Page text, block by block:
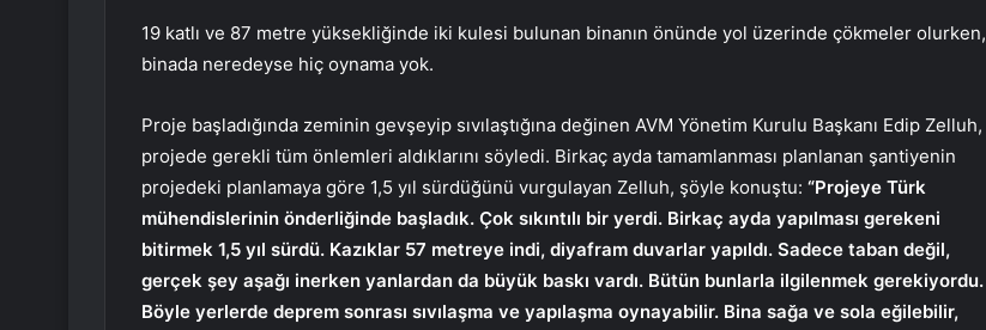
19 katlı ve 87 metre yüksekliğinde iki kulesi bulunan binanın önünde yol üzerinde çökmeler olurken,
binada neredeyse hiç oynama yok.
Proje başladığında zeminin gevşeyip sıvılaştığına değinen AVM Yönetim Kurulu Başkanı Edip Zelluh,
projede gerekli tüm önlemleri aldıklarını söyledi. Birkaç ayda tamamlanması planlanan şantiyenin
projedeki planlamaya göre 1,5 yıl sürdüğünü vurgulayan Zelluh, şöyle konuştu: “Projeye Türk
mühendislerinin önderliğinde başladık. Çok sıkıntılı bir yerdi. Birkaç ayda yapılması gerekeni
bitirmek 1,5 yıl sürdü. Kazıklar 57 metreye indi, diyafram duvarlar yapıldı. Sadece taban değil,
gerçek şey aşağı inerken yanlardan da büyük baskı vardı. Bütün bunlarla ilgilenmek gerekiyordu.
Böyle yerlerde deprem sonrası sıvılaşma ve yapılaşma oynayabilir. Bina sağa ve sola eğilebilir,